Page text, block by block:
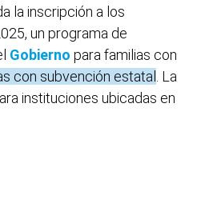
la inscripción a los
un programa de
Gobierno para familias con
con subvención estatal
. La
instituciones ubicadas en